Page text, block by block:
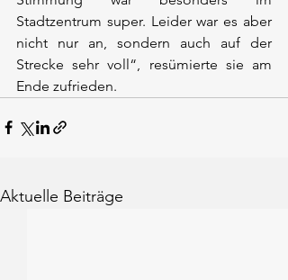
Stadtzentrum super. Leider war es aber
nicht nur an, sondern auch auf der
Strecke sehr voll“, resümierte sie am
Ende zufrieden.
Aktuelle Beiträge